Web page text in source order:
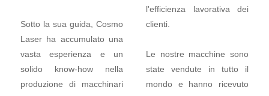
Sotto la sua guida, Cosmo
Laser ha accumulato una
vasta esperienza e un
solido know-how nella
produzione di macchinari
l'efficienza lavorativa dei
clienti.
Le nostre macchine sono
state vendute in tutto il
mondo e hanno ricevuto